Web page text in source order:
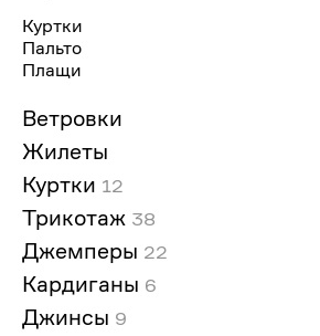
Куртки
Пальто
Плащи
Ветровки
Жилеты
Куртки 12
Трикотаж 38
Джемперы 22
Кардиганы 6
Джинсы 9